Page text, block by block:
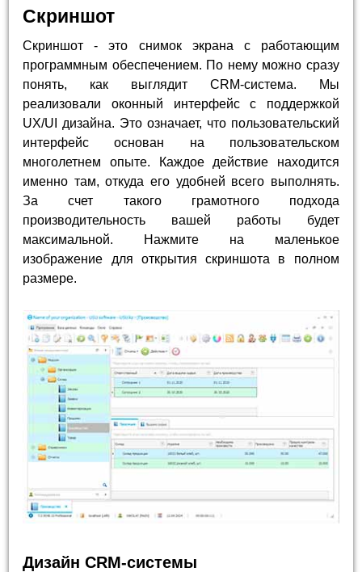
Скриншот
Скриншот - это снимок экрана с работающим
программным обеспечением. По нему можно сразу
понять, как выглядит CRM-система. Мы
реализовали оконный интерфейс с поддержкой
UX/UI дизайна. Это означает, что пользовательский
интерфейс основан на пользовательском
многолетнем опыте. Каждое действие находится
именно там, откуда его удобней всего выполнять.
За счет такого грамотного подхода
производительность вашей работы будет
максимальной. Нажмите на маленькое
изображение для открытия скриншота в полном
размере.
Дизайн CRM-системы